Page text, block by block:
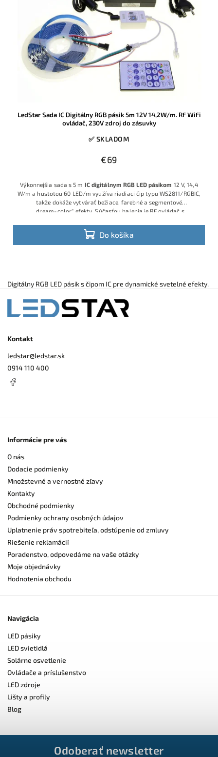
LedStar Sada IC Digitálny RGB pásik 5m 12V 14,2W/m. RF WiFi
ovládač, 230V zdroj do zásuvky
✅ SKLADOM
€69
Do košíka
Výkonnejšia sada s 5 m IC digitálnym RGB LED pásikom 12 V, 14,4
W/m a hustotou 60 LED/m využíva riadiaci čip typu WS2811/RGBIC,
takže dokáže vytvárať bežiace, farebné a segmentové
„dream‑color“ efekty. Súčasťou balenia je RF ovládač s
aplikáciu a 12 V napájací adaptér do 230 V zásuvky, takže ide o
hotové plug‑and‑play riešenie.
Digitálny RGB LED pásik s čipom IC pre dynamické svetelné efekty.
Kontakt
ledstar@ledstar.sk
0914 110 400
Informácie pre vás
O nás
Dodacie podmienky
Množstevné a vernostné zľavy
Kontakty
Obchodné podmienky
Podmienky ochrany osobných údajov
Uplatnenie práv spotrebiteľa, odstúpenie od zmluvy
Riešenie reklamácií
Poradenstvo, odpovedáme na vaše otázky
Moje objednávky
Hodnotenia obchodu
Navigácia
LED pásiky
LED svietidlá
Solárne osvetlenie
Ovládače a príslušenstvo
LED zdroje
Lišty a profily
Blog
Odoberať newsletter